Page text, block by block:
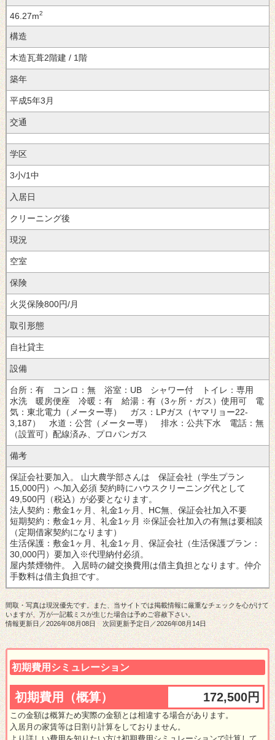
46.27m2
構造
木造瓦葺2階建 / 1階
築年
平成5年3月
交通
学区
3小/1中
入居日
クリーニング後
現況
空室
保険
火災保険800円/月
取引形態
自社貸主
設備
台所：有 コンロ：無 浴室：UB シャワー付 トイレ：専用
水洗 暖房便座 冷暖：有 給湯：有（3ヶ所・ガス）使用可 電
気：東北電力（メーター専） ガス：LPガス（ヤマリョー22-
3,187） 水道：公営（メーター専） 排水：公共下水 電話：無
（設置可）配線済み、プロパンガス
備考
保証会社要加入。 山大農学部さんは 保証会社（学生プラン
15,000円）へ加入必須 契約時にハウスクリーニング代として
49,500円（税込）が必要となります。
法人契約：敷金1ヶ月、礼金1ヶ月、HC無、保証会社加入不要
短期契約：敷金1ヶ月、礼金1ヶ月 ※保証会社加入の有無は要相談
（定期借家契約になります）
生活保護：敷金1ヶ月、礼金1ヶ月、保証会社（生活保護プラン：
30,000円）要加入※代理納付必須。
屋内禁煙物件。
入居時の鍵交換費用は借主負担となります。 仲介
手数料は借主負担です。
間取・写真は現況優先です。また、当サイトでは掲載情報に厳重なチェックを心がけて
いますが、万が一記載ミスが生じた場合は予めご容赦下さい。
情報更新日／2026年08月08日 次回更新予定日／2026年08月14日